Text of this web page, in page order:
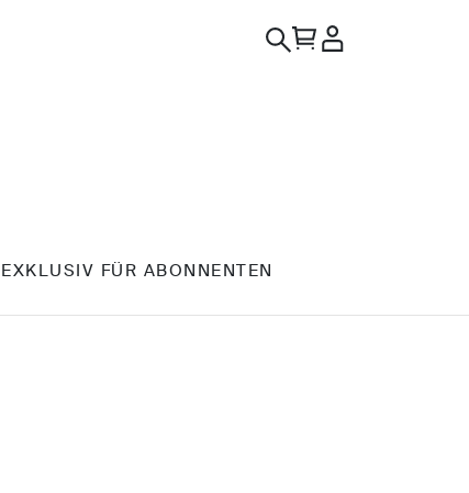
EXKLUSIV FÜR ABONNENTEN